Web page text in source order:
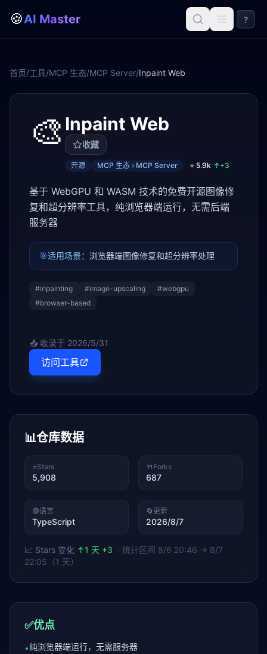
🍪AI Master ?
首页/工具/MCP 生态/MCP Server/Inpaint Web
🎨 Inpaint Web
收藏
开源 MCP 生态 › MCP Server ⭐ 5.9k ↑+3
基于 WebGPU 和 WASM 技术的免费开源图像修
复和超分辨率工具，纯浏览器端运行，无需后端
服务器
🎯适用场景： 浏览器端图像修复和超分辨率处理
#inpainting #image-upscaling #webgpu
#browser-based
📥 收录于 2026/5/31
访问工具
📊仓库数据
⭐Stars
5,908
🍴 Forks
687
🟢语言
TypeScript
🔄更新
2026/8/7
📈 Stars 变化 ↑1 天 +3 · 统计区间 8/6 20:46 → 8/7
22:05（1 天）
✅优点
•纯浏览器端运行，无需服务器